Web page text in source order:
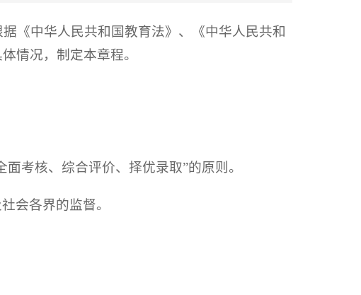
《中华人民共和国教育法》、《中华人民共和
情况，制定本章程。
考核、综合评价、择优录取”的原则。
会各界的监督。